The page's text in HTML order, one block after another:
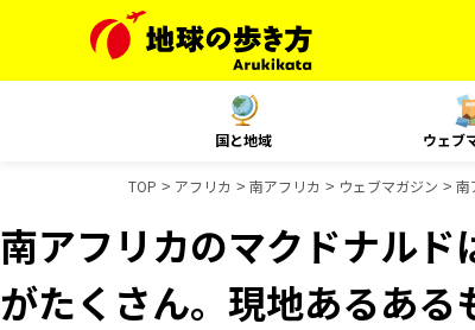
国と地域 ウェブ
TOP アフリカ 南アフリカ ウェブマガジン 南
南アフリカのマクドナルド
がたくさん。現地あるある